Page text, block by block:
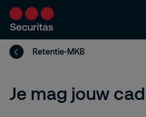
Retentie-MKB
Je mag jouw